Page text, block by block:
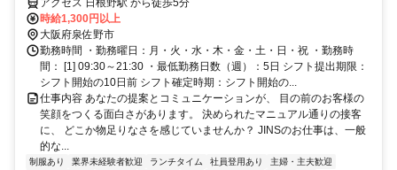
アクセス 日根野駅 から徒歩5分
時給1,300円以上
大阪府泉佐野市
勤務時間 ・勤務曜日：月・火・水・木・金・土・日・祝 ・勤務時
間： [1] 09:30～21:30 ・最低勤務日数（週）：5日 シフト提出期限：
シフト開始の10日前 シフト確定時期：シフト開始の...
仕事内容 あなたの提案とコミュニケーションが、 目の前のお客様の
笑顔をつくる面白さがあります。 決められたマニュアル通りの接客
に、 どこか物足りなさを感じていませんか？ JINSのお仕事は、一般
的な...
制服あり 業界未経験者歓迎 ランチタイム 社員登用あり
主婦・主夫歓迎